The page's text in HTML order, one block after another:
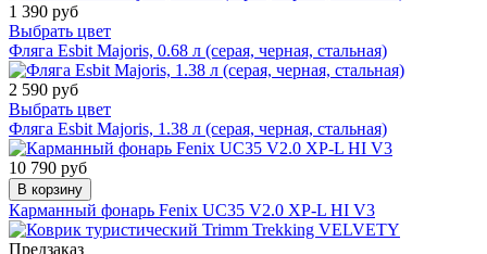
1 390 руб
Выбрать цвет
Фляга Esbit Majoris, 0.68 л (серая, черная, стальная)
2 590 руб
Выбрать цвет
Фляга Esbit Majoris, 1.38 л (серая, черная, стальная)
10 790 руб
В корзину
Карманный фонарь Fenix UC35 V2.0 XP-L HI V3
Предзаказ